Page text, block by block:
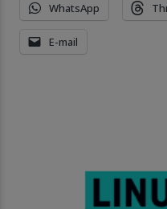
WhatsApp
E-mail